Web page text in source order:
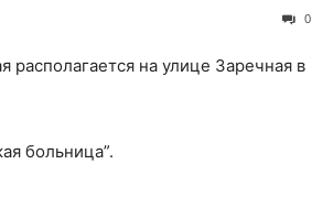
0
располагается на улице Заречная в
больница”.